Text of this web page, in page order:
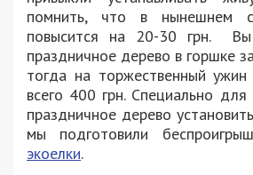
помнить, что в нынешнем
повысится на 20-30 грн.
праздничное дерево в горшке
тогда на торжественный ужин
всего 400 грн. Специально
праздничное дерево
мы подготовили
экоелки.